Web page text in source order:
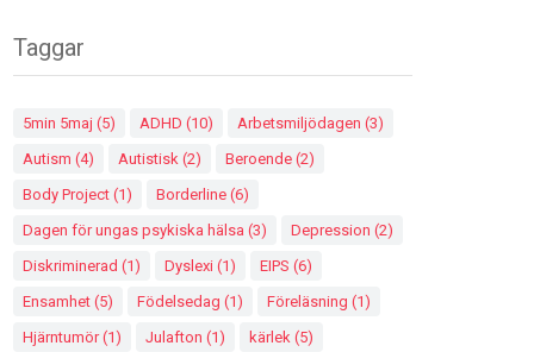
Taggar
5min 5maj (5) ADHD (10) Arbetsmiljödagen (3)
Autism (4) Autistisk (2) Beroende (2)
Body Project (1) Borderline (6)
Dagen för ungas psykiska hälsa (3) Depression (2)
Diskriminerad (1) Dyslexi (1) EIPS (6)
Ensamhet (5) Födelsedag (1) Föreläsning (1)
Hjärntumör(1) Julafton (1) kärlek (5)